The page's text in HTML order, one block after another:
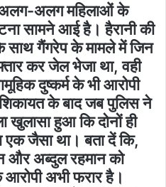
अलग-अलग महिलाओं के
सामने आई है। हैरानी की
साथ गैंगरेप के मामले में जिन
कर जेल भेजा था, वही
दुष्कर्म के भी आरोपी
के बाद जब पुलिस ने
खुलासा हुआ कि दोनों ही
एक जैसा था। बता दें कि,
और अब्दुल रहमान को
आरोपी अभी फरार है।